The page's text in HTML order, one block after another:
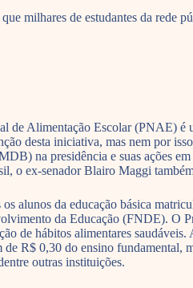
milhares de estudantes da rede
de Alimentação Escolar (PNAE) é
desta iniciativa, mas nem por
na presidência e suas ações
o ex-senador Blairo Maggi
alunos da educação básica
da Educação (FNDE). O
de hábitos alimentares
R$ 0,30 do ensino fundamental,
outras instituições.